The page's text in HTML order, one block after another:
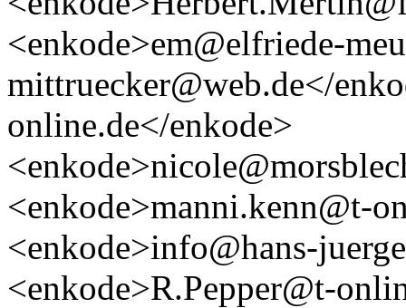
<enkode>em@elfriede-
mittruecker@web.de</
online.de</enkode>
<enkode>manni.kenn@t-
<enkode>info@hans-
<enkode>R.Pepper@t-